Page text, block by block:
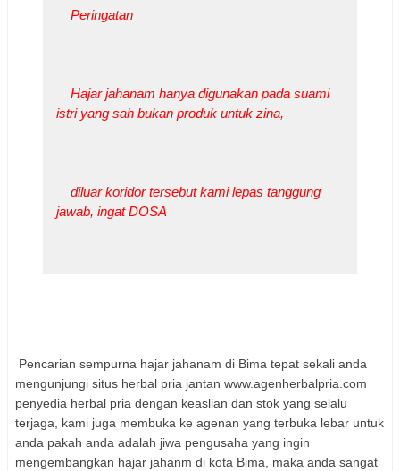
Peringatan
Hajar jahanam hanya digunakan pada suami
istri yang sah bukan produk untuk zina,
diluar koridor tersebut kami lepas tanggung
jawab, ingat DOSA
Pencarian sempurna hajar jahanam di Bima tepat sekali anda
mengunjungi situs herbal pria jantan www.agenherbalpria.com
penyedia herbal pria dengan keaslian dan stok yang selalu
terjaga, kami juga membuka ke agenan yang terbuka lebar untuk
anda pakah anda adalah jiwa pengusaha yang ingin
mengembangkan hajar jahanm di kota Bima, maka anda sangat